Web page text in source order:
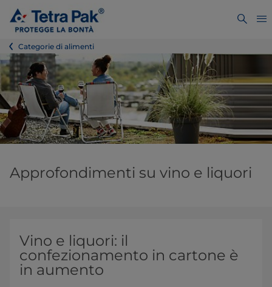
Categorie di alimenti
Approfondimenti su vino e liquori
Vino e liquori: il
confezionamento in cartone è
in aumento